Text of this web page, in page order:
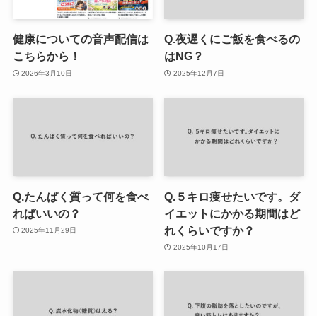
健康についての音声配信は
こちらから！
2026年3月10日
Q.夜遅くにご飯を食べるの
はNG？
2025年12月7日
Q.たんぱく質って何を食べ
ればいいの？
2025年11月29日
Q.５キロ痩せたいです。ダ
イエットにかかる期間はど
れくらいですか？
2025年10月17日